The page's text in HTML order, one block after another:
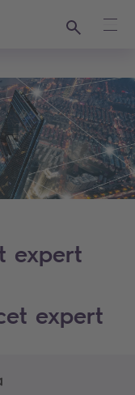
Recherche
expert
expert